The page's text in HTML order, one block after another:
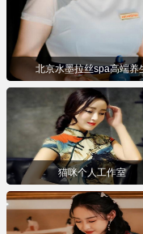
北京水墨拉丝spa高端养
猫咪个人工作室